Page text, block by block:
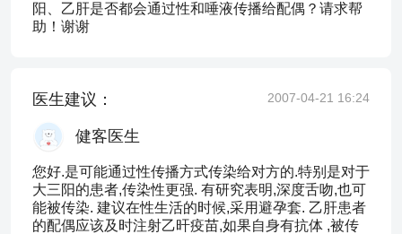
阳、乙肝是否都会通过性和唾液传播给配偶？请求帮
助！谢谢
医生建议： 2007-04-21 16:24
健客医生
您好.是可能通过性传播方式传染给对方的.特别是对于
大三阳的患者,传染性更强. 有研究表明,深度舌吻,也可
能被传染. 建议在性生活的时候,采用避孕套. 乙肝患者
的配偶应该及时注射乙旰疫苗,如果自身有抗体 ,被传